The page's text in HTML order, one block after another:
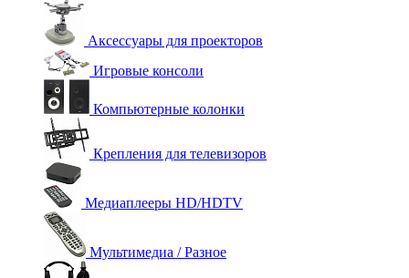
Аксессуары для проекторов
Игровые консоли
Компьютерные колонки
Крепления для телевизоров
Медиаплееры HD/HDTV
Мультимедиа / Разное